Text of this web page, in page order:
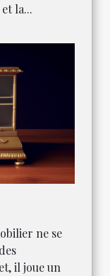
la...
ne se
il joue un